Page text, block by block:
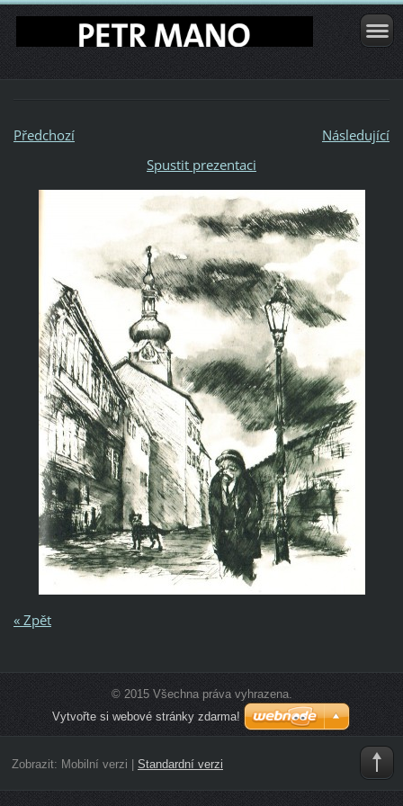
Předchozí
Následující
Spustit prezentaci
« Zpět
© 2015 Všechna práva vyhrazena.
Vytvořte si webové stránky zdarma!
Zobrazit: Mobilní verzi Standardní verzi